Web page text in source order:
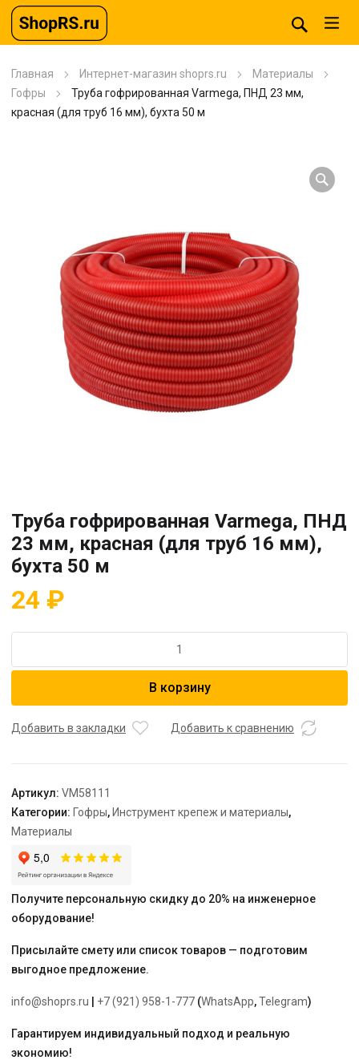
Главная Интернет-магазин shoprs.ru
Материалы
Гофры
Труба гофрированная Varmega, ПНД 23 мм,
красная (для труб 16 мм), бухта 50 м
Труба гофрированная Varmega, ПНД
23 мм, красная (для труб 16 мм),
бухта 50 м
24 ₽
Труба
ПНД
(для
труб
16
мм),
м
В корзину
Добавить в закладки Добавить к сравнению
Артикул: VM58111
Категории: Гофры, Инструмент крепеж и материалы,
Материалы
Получите персональную скидку до 20% на инженерное
оборудование!
Присылайте смету или список товаров — подготовим
выгодное предложение.
info@shoprs.ru +7 (921) 958-1-777 (WhatsApp,Telegram)
Гарантируем индивидуальный подход и реальную
экономию!